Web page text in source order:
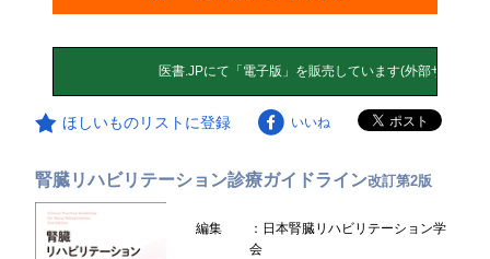
ほしいものリストに登録 いいね
腎臓リハビリテーション診療ガイドライン改訂第2版
編集
：日本腎臓リハビリテーション学
会